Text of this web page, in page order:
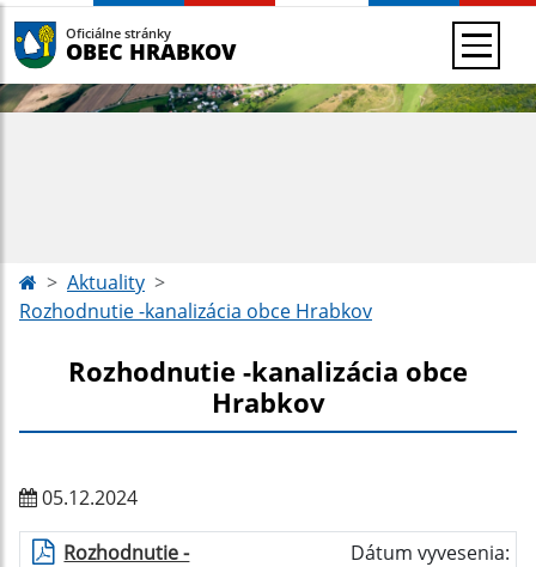
Oficiálne stránky
OBEC HRABKOV
Aktuality
Rozhodnutie -kanalizácia obce Hrabkov
Rozhodnutie -kanalizácia obce
Hrabkov
05.12.2024
Rozhodnutie -
Dátum vyvesenia: